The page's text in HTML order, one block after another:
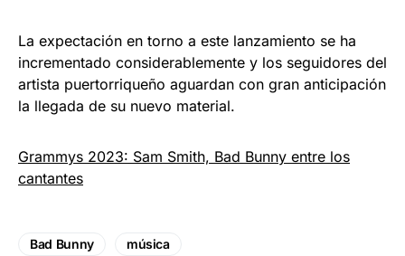
La expectación en torno a este lanzamiento se ha
incrementado considerablemente y los seguidores del
artista puertorriqueño aguardan con gran anticipación
la llegada de su nuevo material.
Grammys 2023: Sam Smith, Bad Bunny entre los
cantantes
Bad Bunny música